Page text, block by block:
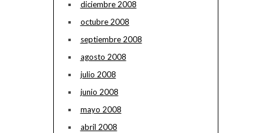
diciembre 2008
octubre 2008
septiembre 2008
agosto 2008
julio 2008
junio 2008
mayo 2008
abril 2008